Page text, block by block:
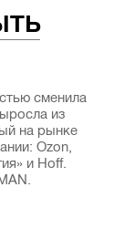
сменила
из
на рынке
Ozon,
и Hoff.